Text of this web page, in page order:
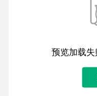
预览加载